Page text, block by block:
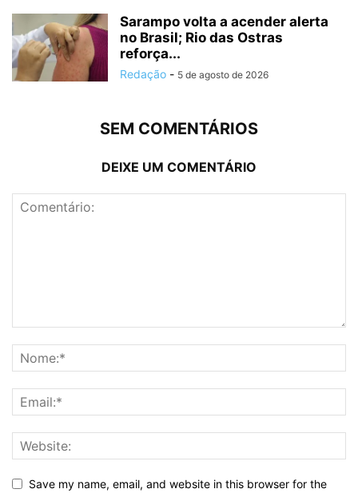
Sarampo volta a acender alerta
no Brasil; Rio das Ostras
reforça...
Redação - 5 de agosto de 2026
SEM COMENTÁRIOS
DEIXE UM COMENTÁRIO
Save my name, email, and website in this browser for the